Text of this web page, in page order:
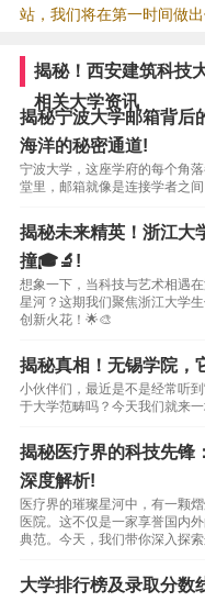
站，我们将在第一时间做
揭秘！西安建筑科技
相关大学资讯
揭秘宁波大学邮箱背后
海洋的秘密通道!
宁波大学，这座学府的每个角
堂里，邮箱就像是连接学者之
揭秘未来精英！浙江大
撞🎓🔬!
想象一下，当科技与艺术相遇
星河？这期我们聚焦浙江大学
创新火花！🌟🎨
揭秘真相！无锡学院，
小伙伴们，最近是不是经常听
于大学范畴吗？今天我们就来
揭秘医疗界的科技先锋
深度解析!
医疗界的璀璨星河中，有一颗
医院。这不仅是一家享誉国内
典范。今天，我们带你深入探
大学排行榜及录取分数